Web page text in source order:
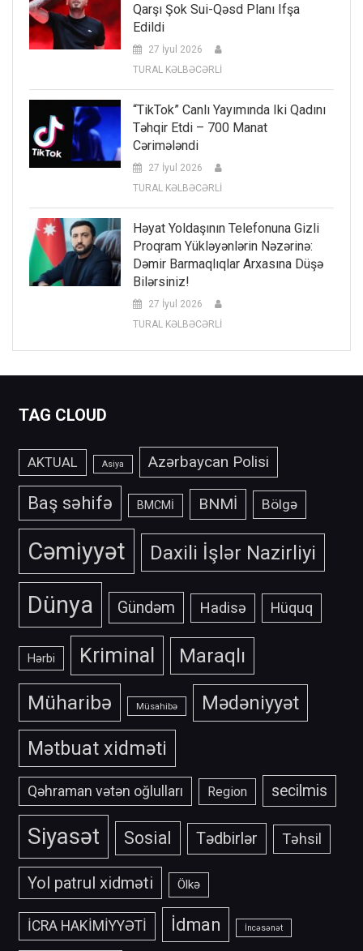
Qarşı Şok Sui-Qəsd Planı Ifşa
Edildi
27 İyul 2026
TURAL KƏLBƏCƏRLİ
“TikTok” Canlı Yayımında Iki Qadını
Təhqir Etdi – 700 Manat
Cərimələndi
27 İyul 2026
TURAL KƏLBƏCƏRLİ
Həyat Yoldaşının Telefonuna Gizli
Proqram Yükləyənlərin Nəzərinə:
Dəmir Barmaqlıqlar Arxasına Düşə
Bilərsiniz!
27 İyul 2026
TURAL KƏLBƏCƏRLİ
TAG CLOUD
AKTUAL Asiya Azərbaycan Polisi
Baş səhifə BMCMİ BNMİ Bölgə
Cəmiyyət Daxili İşlər Nazirliyi
Dünya Gündəm Hadisə Hüquq
Hərbi Kriminal Maraqlı
Müharibə Müsahibə
Mədəniyyət
Mətbuat xidməti
Qəhraman vətən oğlulları Region secilmis
Siyasət Sosial Tədbirlər Təhsil
Yol patrul xidməti Ölkə
İCRA HAKİMİYYƏTİ İdman İncəsənət